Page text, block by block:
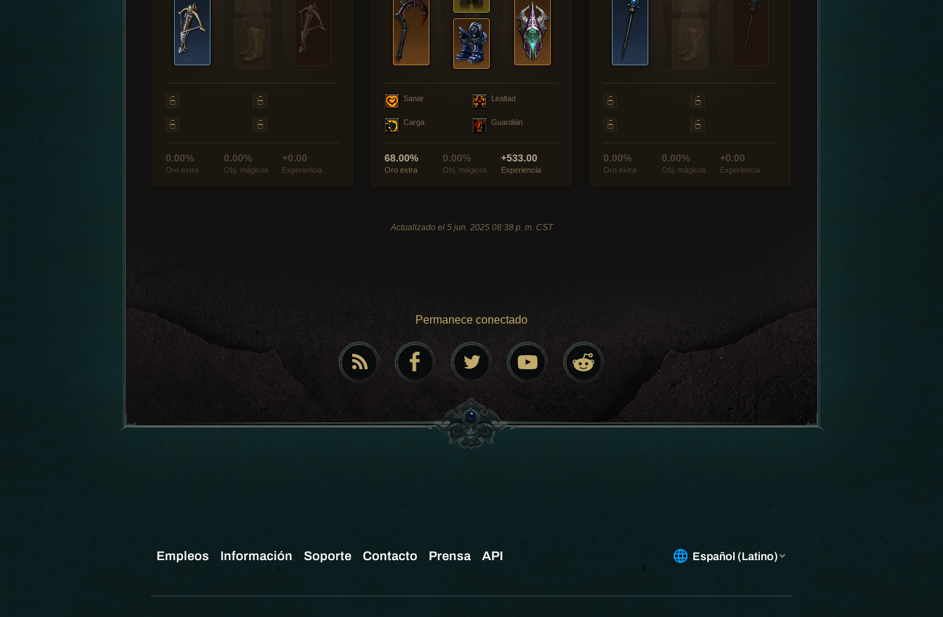
0.00%
Oro extra
0.00%
Obj. mágicos
+0.00
Experiencia
Sanar Lealtad
Carga Guardián
68.00%
Oro extra
0.00%
Obj. mágicos
+533.00
Experiencia
0.00%
Oro extra
0.00%
Obj. mágicos
+0.00
Experiencia
Actualizado el 5 jun. 2025 08:38 p. m. CST
Permanece conectado